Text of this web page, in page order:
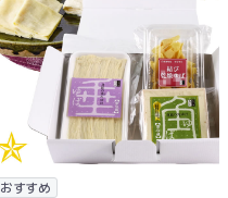
おすすめ